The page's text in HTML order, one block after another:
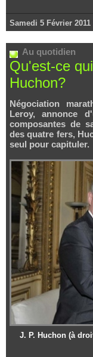
Samedi 5 Février 2011
Au quotidien
Qu'est-ce
Huchon?
Négociation
Leroy, annonce
composantes de
des quatre fers,
seul pour capituler.
J. P. Huchon (à